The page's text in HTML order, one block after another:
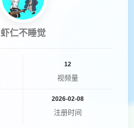
虾仁不睡觉
12
视频量
2026-02-08
注册时间